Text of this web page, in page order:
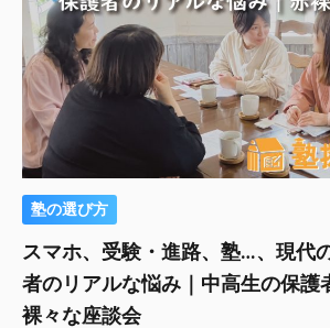
塾の選び方
スマホ、受験・進路、塾…、現代
者のリアルな悩み｜中高生の保護
裸々な座談会